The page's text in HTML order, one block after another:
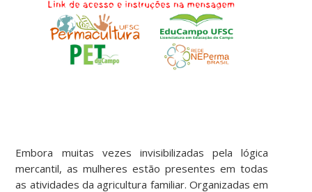
Embora muitas vezes invisibilizadas pela lógica
mercantil, as mulheres estão presentes em todas
as atividades da agricultura familiar. Organizadas em